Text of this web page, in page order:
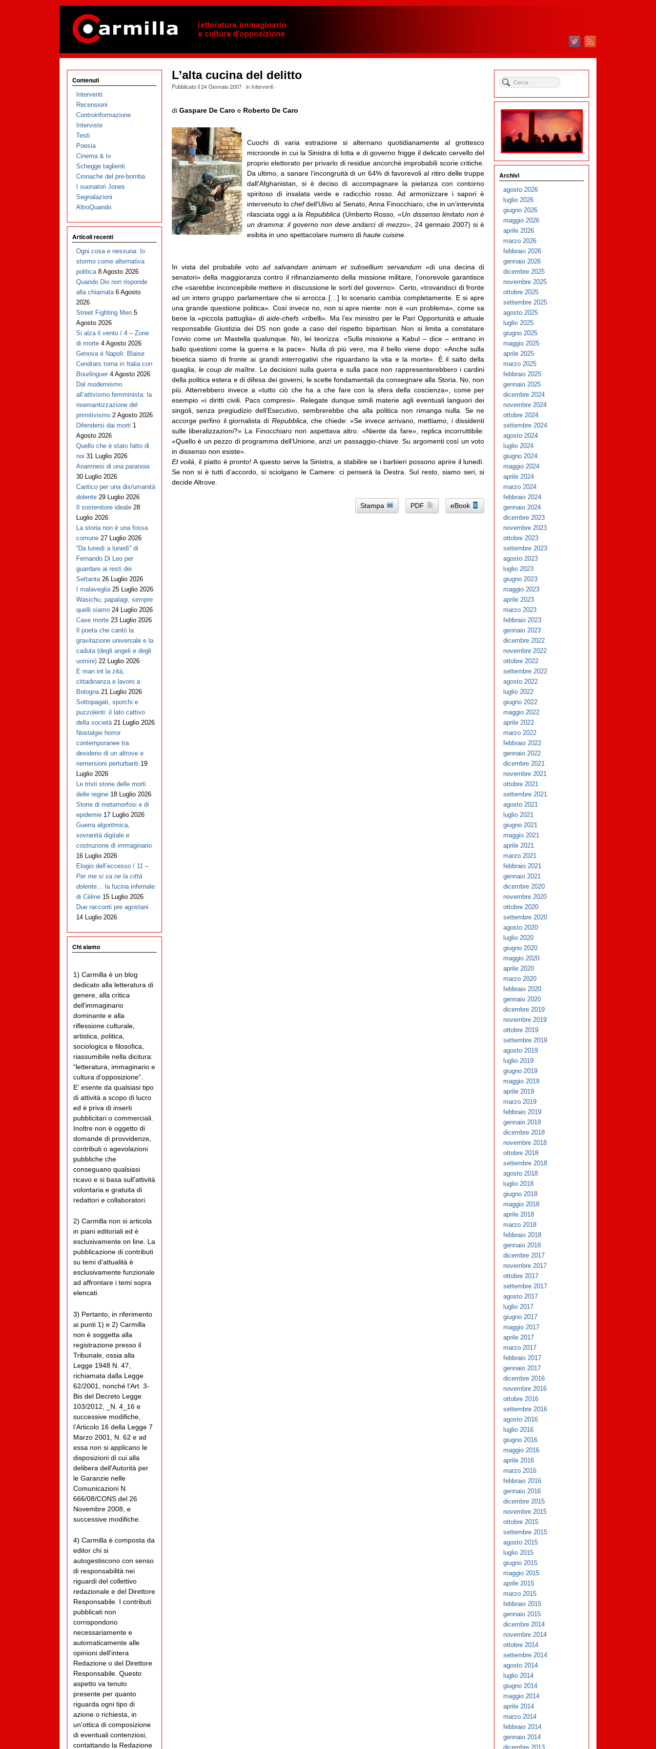
L’alta cucina del delitto
Pubblicato il24 Gennaio 2007· in Interventi·
di Gaspare De Caro e Roberto De Caro
Cuochi di varia estrazione si alternano quotidianamente al grottesco
microonde in cui la Sinistra di lotta e di governo frigge il delicato cervello del
proprio elettorato per privarlo di residue ancorché improbabili scorie critiche.
Da ultimo, a sanare l’incongruità di un 64% di favorevoli al ritiro delle truppe
dall’Afghanistan, si è deciso di accompagnare la pietanza con contorno
spiritoso di insalata verde e radicchio rosso. Ad armonizzare i sapori è
intervenuto lo chefdell’Ulivo al Senato, Anna Finocchiaro, che in un’intervista
rilasciata oggi ala Repubblica (Umberto Rosso, «Un dissenso limitato non è
un dramma: il governo non deve andarci di mezzo», 24 gennaio 2007) si è
esibita in uno spettacolare numero di haute cuisine.
In vista del probabile voto ad salvandam animam et subsellium servandum«di una decina di
senatori» della maggioranza contro il rifinanziamento della missione militare, l’onorevole garantisce
che «sarebbe inconcepibile mettere in discussione le sorti del governo». Certo, «trovandoci di fronte
ad un intero gruppo parlamentare che si arrocca […] lo scenario cambia completamente. E si apre
una grande questione politica». Così invece no, non si apre niente: non è «un problema», come sa
bene la «piccola pattuglia» diaide-chefs «ribelli». Ma l’ex ministro per le Pari Opportunità e attuale
responsabile Giustizia dei DS non gode a caso del rispetto bipartisan. Non si limita a constatare
l’ovvio come un Mastella qualunque. No, lei teorizza: «Sulla missione a Kabul – dice – entrano in
ballo questioni come la guerra e la pace». Nulla di più vero, ma il bello viene dopo: «Anche sulla
bioetica siamo di fronte ai grandi interrogativi che riguardano la vita e la morte». È il salto della
quaglia,le coup de maître . Le decisioni sulla guerra e sulla pace non rappresenterebbero i cardini
della politica estera e di difesa dei governi, le scelte fondamentali da consegnare alla Storia. No, non
più. Atterrebbero invece a «tutto ciò che ha a che fare con la sfera della coscienza», come per
esempio «i diritti civili. Pacs compresi». Relegate dunque simili materie agli eventuali languori dei
singoli, senza pregiudizio dell’Esecutivo, sembrerebbe che alla politica non rimanga nulla. Se ne
accorge perfino il giornalista di Repubblica , che chiede: «Se invece arrivano, mettiamo, i dissidenti
sulle liberalizzazioni?» La Finocchiaro non aspettava altro. «Niente da fare», replica incorruttibile:
«Quello è un pezzo di programma dell’Unione, anzi un passaggio-chiave. Su argomenti così un voto
in dissenso non esiste».
Et voilà , il piatto è pronto! A questo serve la Sinistra, a stabilire se i barbieri possono aprire il lunedì.
Se non si è tutti d’accordo, si sciolgano le Camere: ci penserà la Destra. Sul resto, siamo seri, si
decide Altrove.
Stampa PDF eBook
Contenuti
Interventi
Recensioni
Controinformazione
Interviste
Testi
Poesia
Cinema & tv
Schegge taglienti
Cronache del pre-bomba
I suonatori Jones
Segnalazioni
AltroQuando
Articoli recenti
Ogni cosa e nessuna: lo
stormo come alternativa
politica 8 Agosto 2026
Quando Dio non risponde
alla chiamata 6 Agosto
2026
Street Fighting Men 5
Agosto 2026
Si alza il vento / 4 – Zone
di morte 4 Agosto 2026
Genova è Napoli: Blaise
Cendrars torna in Italia con
Bourlinguer 4 Agosto 2026
Dal modernismo
all’attivismo femminista: la
risemantizzazione del
primitivismo 2 Agosto 2026
Difendersi dai morti 1
Agosto 2026
Quello che è stato fatto di
noi 31 Luglio 2026
Anamnesi di una paranoia
30 Luglio 2026
Cantico per una dis/umanità
dolente 29 Luglio 2026
Il sostenitore ideale 28
Luglio 2026
La storia non è una fossa
comune 27 Luglio 2026
“Da lunedì a lunedì” di
Fernando Di Leo per
guardare ai resti dei
Settanta 26 Luglio 2026
I malaveglia 25 Luglio 2026
Wasichu, papalagi, sempre
quelli siamo 24 Luglio 2026
Case morte 23 Luglio 2026
Il poeta che cantò la
gravitazione universale e la
caduta (degli angeli e degli
uomini) 22 Luglio 2026
E man int la zità,
cittadinanza e lavoro a
Bologna 21 Luglio 2026
Sottopagati, sporchi e
puzzolenti: il lato cattivo
della società 21 Luglio 2026
Nostalgie horror
contemporanee tra
desiderio di un altrove e
riemersioni perturbanti 19
Luglio 2026
Le tristi storie delle morti
delle regine 18 Luglio 2026
Storie di metamorfosi e di
epidemie 17 Luglio 2026
Guerra algoritmica,
sovranità digitale e
costruzione di immaginario
16 Luglio 2026
Elogio dell’eccesso / 11 –
Per me si va ne la città
dolente… la fucina infernale
di Cèline 15 Luglio 2026
Due racconti pre agostani
14 Luglio 2026
Chi siamo
1) Carmilla è un blog
dedicato alla letteratura di
genere, alla critica
dell'immaginario
dominante e alla
riflessione culturale,
artistica, politica,
sociologica e filosofica,
riassumibile nella dicitura:
“letteratura, immaginario e
cultura d'opposizione”.
E' esente da qualsiasi tipo
di attività a scopo di lucro
ed è priva di inserti
pubblicitari o commerciali.
Inoltre non è oggetto di
domande di provvidenze,
contributi o agevolazioni
pubbliche che
conseguano qualsiasi
ricavo e si basa sull'attività
volontaria e gratuita di
redattori e collaboratori.
2) Carmilla non si articola
in piani editoriali ed è
esclusivamente on line. La
pubblicazione di contributi
su temi d'attualità è
esclusivamente funzionale
ad affrontare i temi sopra
elencati.
3) Pertanto, in riferimento
ai punti 1) e 2) Carmilla
non è soggetta alla
registrazione presso il
Tribunale, ossia alla
Legge 1948 N. 47,
richiamata dalla Legge
62/2001, nonché l’Art. 3-
Bis del Decreto Legge
103/2012, _N. 4_16 e
successive modifiche,
l’Articolo 16 della Legge 7
Marzo 2001, N. 62 e ad
essa non si applicano le
disposizioni di cui alla
delibera dell'Autorità per
le Garanzie nelle
Comunicazioni N.
666/08/CONS del 26
Novembre 2008, e
successive modifiche.
4) Carmilla è composta da
editor chi si
autogestiscono con senso
di responsabilità nei
riguardi del collettivo
redazionale e del Direttore
Responsabile. I contributi
pubblicati non
corrispondono
necessariamente e
automaticamente alle
opinioni dell'intera
Redazione o del Direttore
Responsabile. Questo
aspetto va tenuto
presente per quanto
riguarda ogni tipo di
azione o richiesta, in
un'ottica di composizione
di eventuali contenziosi,
contattando la Redazione
Archivi
agosto 2026
luglio 2026
giugno 2026
maggio 2026
aprile 2026
marzo 2026
febbraio 2026
gennaio 2026
dicembre 2025
novembre 2025
ottobre 2025
settembre 2025
agosto 2025
luglio 2025
giugno 2025
maggio 2025
aprile 2025
marzo 2025
febbraio 2025
gennaio 2025
dicembre 2024
novembre 2024
ottobre 2024
settembre 2024
agosto 2024
luglio 2024
giugno 2024
maggio 2024
aprile 2024
marzo 2024
febbraio 2024
gennaio 2024
dicembre 2023
novembre 2023
ottobre 2023
settembre 2023
agosto 2023
luglio 2023
giugno 2023
maggio 2023
aprile 2023
marzo 2023
febbraio 2023
gennaio 2023
dicembre 2022
novembre 2022
ottobre 2022
settembre 2022
agosto 2022
luglio 2022
giugno 2022
maggio 2022
aprile 2022
marzo 2022
febbraio 2022
gennaio 2022
dicembre 2021
novembre 2021
ottobre 2021
settembre 2021
agosto 2021
luglio 2021
giugno 2021
maggio 2021
aprile 2021
marzo 2021
febbraio 2021
gennaio 2021
dicembre 2020
novembre 2020
ottobre 2020
settembre 2020
agosto 2020
luglio 2020
giugno 2020
maggio 2020
aprile 2020
marzo 2020
febbraio 2020
gennaio 2020
dicembre 2019
novembre 2019
ottobre 2019
settembre 2019
agosto 2019
luglio 2019
giugno 2019
maggio 2019
aprile 2019
marzo 2019
febbraio 2019
gennaio 2019
dicembre 2018
novembre 2018
ottobre 2018
settembre 2018
agosto 2018
luglio 2018
giugno 2018
maggio 2018
aprile 2018
marzo 2018
febbraio 2018
gennaio 2018
dicembre 2017
novembre 2017
ottobre 2017
settembre 2017
agosto 2017
luglio 2017
giugno 2017
maggio 2017
aprile 2017
marzo 2017
febbraio 2017
gennaio 2017
dicembre 2016
novembre 2016
ottobre 2016
settembre 2016
agosto 2016
luglio 2016
giugno 2016
maggio 2016
aprile 2016
marzo 2016
febbraio 2016
gennaio 2016
dicembre 2015
novembre 2015
ottobre 2015
settembre 2015
agosto 2015
luglio 2015
giugno 2015
maggio 2015
aprile 2015
marzo 2015
febbraio 2015
gennaio 2015
dicembre 2014
novembre 2014
ottobre 2014
settembre 2014
agosto 2014
luglio 2014
giugno 2014
maggio 2014
aprile 2014
marzo 2014
febbraio 2014
gennaio 2014
dicembre 2013